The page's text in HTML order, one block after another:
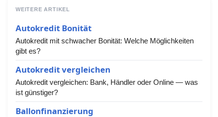
WEITERE ARTIKEL
Autokredit Bonität
Autokredit mit schwacher Bonität: Welche Möglichkeiten
gibt es?
Autokredit vergleichen
Autokredit vergleichen: Bank, Händler oder Online — was
ist günstiger?
Ballonfinanzierung